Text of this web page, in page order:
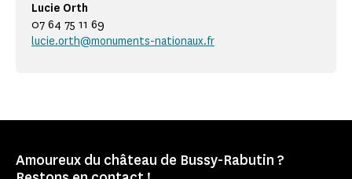
Lucie Orth
07 64 75 11 69
lucie.orth@monuments-nationaux.fr
Amoureux du château de Bussy-Rabutin ?